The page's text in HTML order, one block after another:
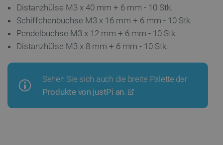
Distanzhülse M3 x 40 mm + 6 mm - 10 Stk.
Schiffchenbuchse M3 x 16 mm + 6 mm - 10 Stk.
Pendelbuchse M3 x 12 mm + 6 mm - 10 Stk.
Distanzhülse M3 x 8 mm + 6 mm - 10 Stk.
Sehen Sie sich auch die breite Palette der
Produkte von justPi an.
critAccountId botland.de